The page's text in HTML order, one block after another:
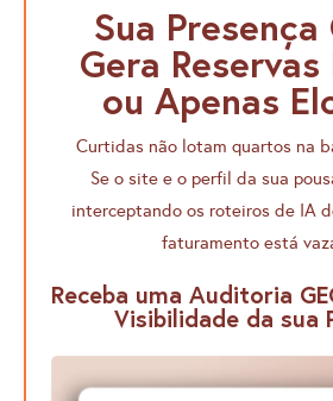
Sua
Gera
ou Apenas
Curtidas não lotam quartos na
Se o site e o perfil da sua
interceptando os roteiros de IA
faturamento está
Receba uma Auditoria
Visibilidade da sua